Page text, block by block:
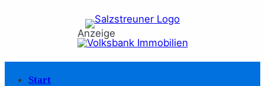
Anzeige
Start